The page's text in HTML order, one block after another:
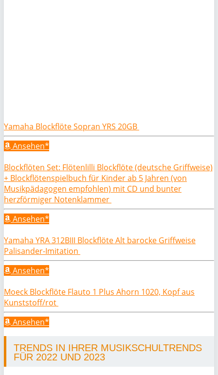
Yamaha Blockflöte Sopran YRS 20GB
Ansehen*
Blockflöten Set: Flötenlilli Blockflöte (deutsche Griffweise)
+ Blockflötenspielbuch für Kinder ab 5 Jahren (von
Musikpädagogen empfohlen) mit CD und bunter
herzförmiger Notenklammer
Ansehen*
Yamaha YRA 312BIII Blockflöte Alt barocke Griffweise
Palisander-Imitation
Ansehen*
Moeck Blockflöte Flauto 1 Plus Ahorn 1020, Kopf aus
Kunststoff/rot
Ansehen*
TRENDS IN IHRER MUSIKSCHULTRENDS
FÜR 2022 UND 2023